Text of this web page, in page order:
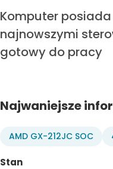
Komputer
najnowszymi
gotowy do pracy
Najwaniejsze
AMD GX-212JC SOC
Stan